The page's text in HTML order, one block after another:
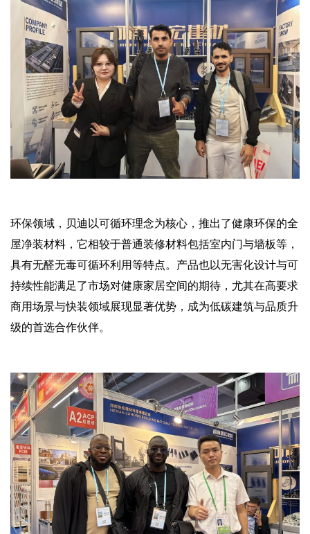
环保领域，贝迪以可循环理念为核心，推出了健康环保的全
屋净装材料，它相较于普通装修材料包括室内门与墙板等，
具有无醛无毒可循环利用等特点。产品也以无害化设计与可
持续性能满足了市场对健康家居空间的期待，尤其在高要求
商用场景与快装领域展现显著优势，成为低碳建筑与品质升
级的首选合作伙伴。